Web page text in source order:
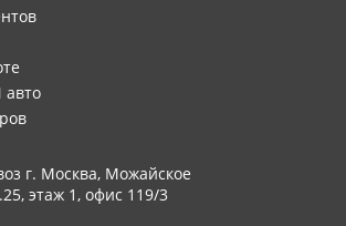
авто
г. Москва, Можайское
этаж 1, офис 119/3